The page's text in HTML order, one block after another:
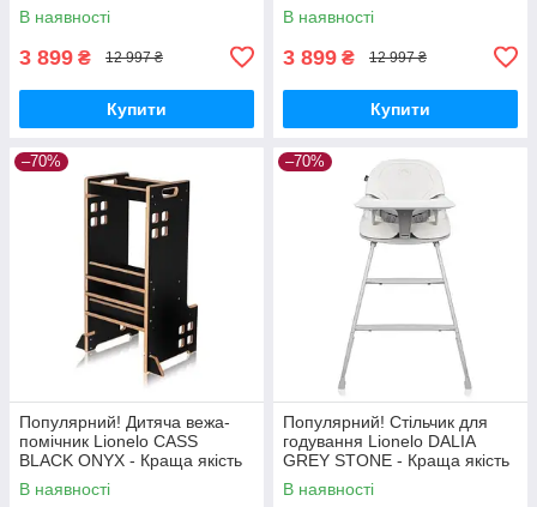
тільки на Nukleon.com.ua
В наявності
3 899 ₴ 12 997 ₴
Купити
на Nukleon.com.ua
В наявності
3 899 ₴ 12 997 ₴
Купити
–70%
Популярний! Дитяча вежа-
помічник Lionelo CASS
BLACK ONYX - Краща якість
тільки на Nukleon.com.ua
В наявності
–70%
Популярний! Стільчик для
годування Lionelo DALIA
GREY STONE - Краща якість
тільки на Nukleon.com.ua
В наявності